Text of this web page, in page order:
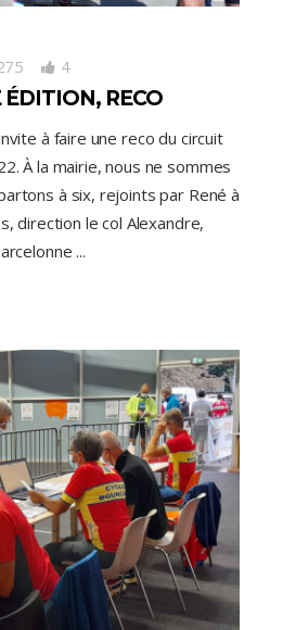
4
RECO
à faire une reco du circuit
À la mairie, nous ne sommes
à six, rejoints par René à
direction le col Alexandre,